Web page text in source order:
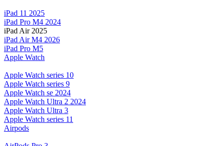
iPad 11 2025
iPad Pro M4 2024
iPad Air 2025
iPad Air M4 2026
iPad Pro M5
Apple Watch
Apple Watch series 10
Apple Watch series 9
Apple Watch se 2024
Apple Watch Ultra 2 2024
Apple Watch Ultra 3
Apple Watch series 11
Airpods